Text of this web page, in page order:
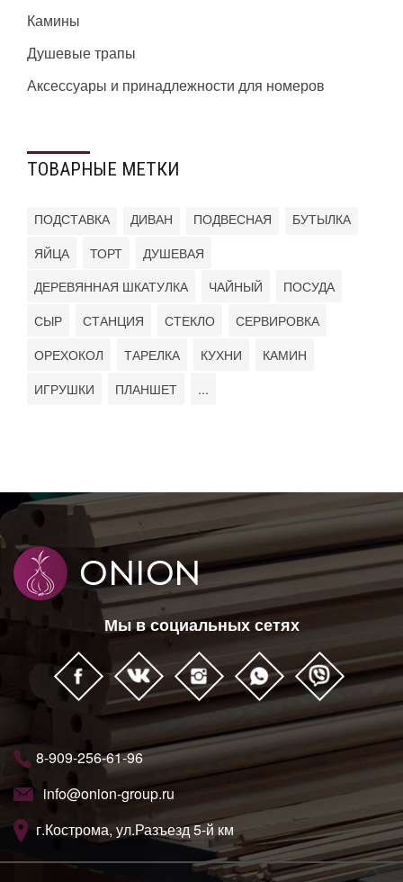
Камины
Душевые трапы
Аксессуары и принадлежности для номеров
ТОВАРНЫЕ МЕТКИ
ПОДСТАВКА ДИВАН ПОДВЕСНАЯ
БУТЫЛКА
ЯЙЦА
ТОРТ
ДУШЕВАЯ
ДЕРЕВЯННАЯ ШКАТУЛКА
ЧАЙНЫЙ
ПОСУДА
СЫР
СТАНЦИЯ СТЕКЛО
СЕРВИРОВКА
ОРЕХОКОЛ
ТАРЕЛКА КУХНИ
КАМИН
ИГРУШКИ
ПЛАНШЕТ ...
Мы в социальных сетях
8-909-256-61-96
info@onion-group.ru
г.Кострома, ул.Разъезд 5-й км